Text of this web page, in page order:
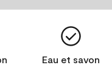
Eau et savon